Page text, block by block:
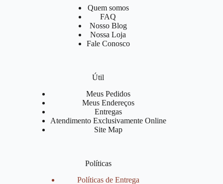
Quem somos
FAQ
Nosso Blog
Nossa Loja
Fale Conosco
Útil
Meus Pedidos
Meus Endereços
Entregas
Atendimento Exclusivamente Online
Site Map
Políticas
Políticas de Entrega